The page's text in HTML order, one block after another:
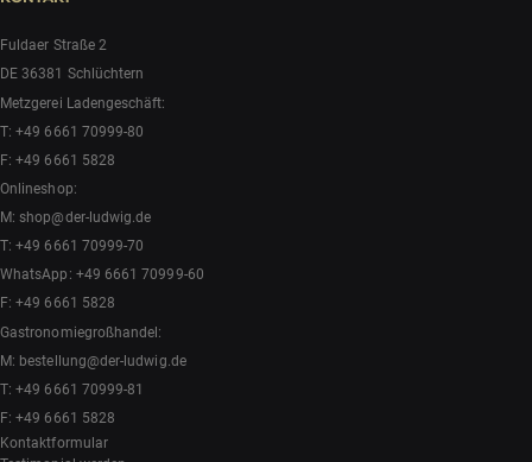
Fuldaer Straße 2
DE 36381 Schlüchtern
Metzgerei Ladengeschäft:
T:+49 6661 70999-80
F: +49 6661 5828
Onlineshop:
M:shop@der-ludwig.de
T:+49 6661 70999-70
WhatsApp: +49 6661 70999-60
F: +49 6661 5828
Gastronomiegroßhandel:
M: bestellung@der-ludwig.de
T:+49 6661 70999-81
F: +49 6661 5828
Kontaktformular